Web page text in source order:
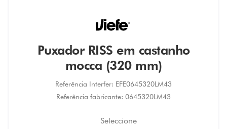
Puxador RISS em castanho
mocca (320 mm)
Referência Interfer: EFE0645320LM43
Referência fabricante: 0645320LM43
Seleccione